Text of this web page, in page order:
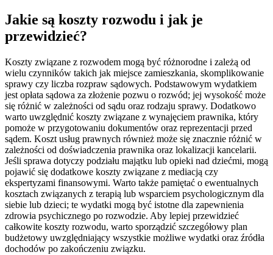
Jakie są koszty rozwodu i jak je
przewidzieć?
Koszty związane z rozwodem mogą być różnorodne i zależą od
wielu czynników takich jak miejsce zamieszkania, skomplikowanie
sprawy czy liczba rozpraw sądowych. Podstawowym wydatkiem
jest opłata sądowa za złożenie pozwu o rozwód; jej wysokość może
się różnić w zależności od sądu oraz rodzaju sprawy. Dodatkowo
warto uwzględnić koszty związane z wynajęciem prawnika, który
pomoże w przygotowaniu dokumentów oraz reprezentacji przed
sądem. Koszt usług prawnych również może się znacznie różnić w
zależności od doświadczenia prawnika oraz lokalizacji kancelarii.
Jeśli sprawa dotyczy podziału majątku lub opieki nad dziećmi, mogą
pojawić się dodatkowe koszty związane z mediacją czy
ekspertyzami finansowymi. Warto także pamiętać o ewentualnych
kosztach związanych z terapią lub wsparciem psychologicznym dla
siebie lub dzieci; te wydatki mogą być istotne dla zapewnienia
zdrowia psychicznego po rozwodzie. Aby lepiej przewidzieć
całkowite koszty rozwodu, warto sporządzić szczegółowy plan
budżetowy uwzględniający wszystkie możliwe wydatki oraz źródła
dochodów po zakończeniu związku.